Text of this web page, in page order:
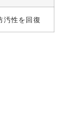
汚性を回復